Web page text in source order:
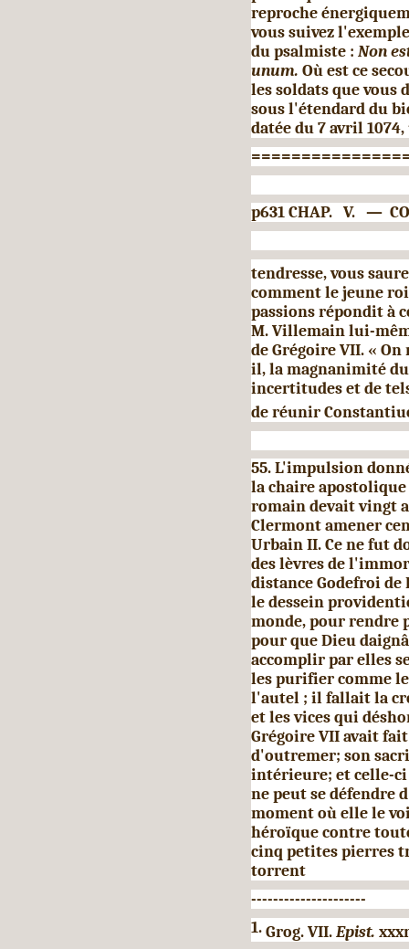
reproche
vous suivez
du psalmiste : Non
unum. Où est ce
les soldats que vous
sous l'étendard du
datée du 7 avril
p631 CHAP. V. —
tendresse, vous
com­ment le jeune
passions répondit à
M. Villemain lui-
de Grégoire VII. «
il, la magnanimité
incertitudes et de
de réunir
55. L'impulsion
la chaire
romain devait vingt
Clermont amener
Urbain II. Ce ne fut
des lèvres de
distance Godefroi
le dessein
monde, pour rendre
pour que Dieu
accomplir par elles
les purifier comme
l'autel ; il fallait la
et les vices qui
Grégoire VII avait
d'outre­mer; son
intérieure; et celle-
ne peut se défendre
moment où elle le
héroïque contre
cinq petites pierres
torrent
---------------------
1.Grog. VII.Epist.